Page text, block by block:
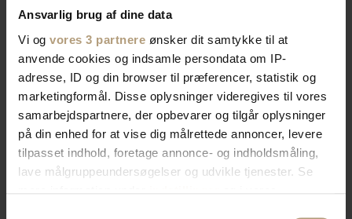
Ansvarlig brug af dine data
Vi og vores 3 partnere ønsker dit samtykke til at
anvende cookies og indsamle persondata om IP-
adresse, ID og din browser til præferencer, statistik og
marketingformål. Disse oplysninger videregives til vores
samarbejdspartnere, der opbevarer og tilgår oplysninger
på din enhed for at vise dig målrettede annoncer, levere
tilpasset indhold, foretage annonce- og indholdsmåling,
lave målgruppeundersøgelser og udvikle tjenester. Se